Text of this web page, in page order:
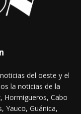
del oeste y el
la noticias de la
Hormigueros, Cabo
Yauco, Guánica,